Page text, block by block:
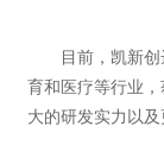
目前，凯新
育和医疗等行业
大的研发实力以及